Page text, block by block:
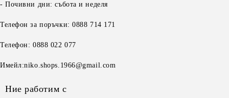
- Почивни дни: събота и неделя
Телефон за поръчки: 0888 714 171
Телефон: 0888 022 077
Имейл:niko.shops.1966@gmail.com
Ние работим с